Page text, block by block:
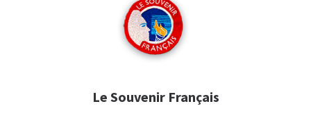
Le Souvenir Français